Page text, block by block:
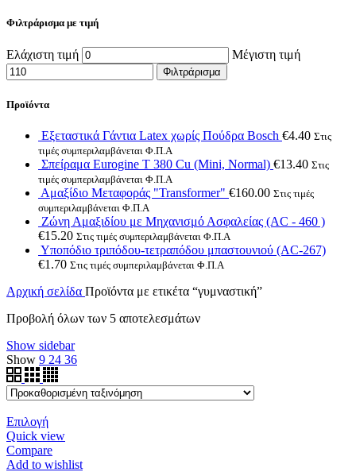
Φιλτράρισμα με τιμή
Ελάχιστη τιμή Μέγιστη τιμή
Φιλτράρισμα
Προϊόντα
Εξεταστικά Γάντια Latex χωρίς Πούδρα Bosch €4.40 Στις
τιμές συμπεριλαμβάνεται Φ.Π.Α
Σπείραμα Eurogine Τ 380 Cu (Mini, Normal) €13.40 Στις
τιμές συμπεριλαμβάνεται Φ.Π.Α
Αμαξίδιο Μεταφοράς "Transformer" €160.00 Στις τιμές
συμπεριλαμβάνεται Φ.Π.Α
Ζώνη Αμαξιδίου με Μηχανισμό Ασφαλείας (AC - 460 )
€15.20 Στις τιμές συμπεριλαμβάνεται Φ.Π.Α
Υποπόδιο τριπόδου-τετραπόδου μπαστουνιού (AC-267)
€1.70 Στις τιμές συμπεριλαμβάνεται Φ.Π.Α
Αρχική σελίδα Προϊόντα με ετικέτα “γυμναστική”
Προβολή όλων των 5 αποτελεσμάτων
Show sidebar
Show 9 24 36
Επιλογή
Quick view
Compare
Add to wishlist